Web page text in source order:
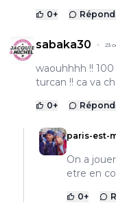
0+
sabaka30 23
waouhhhh !!
turcan !! ca va
0+
paris-est-
On a
etre en
0+